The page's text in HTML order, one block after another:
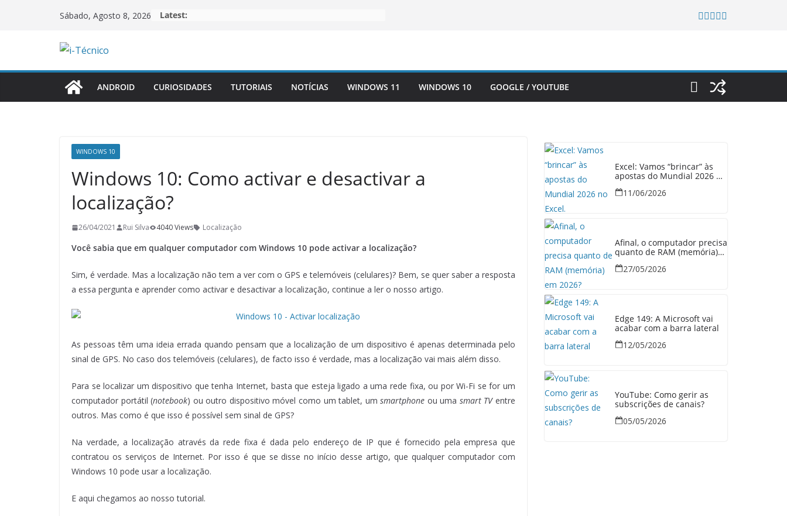
Sábado, Agosto 8, 2026 Latest:
ANDROID CURIOSIDADES TUTORIAIS NOTÍCIAS WINDOWS 11 WINDOWS 10 GOOGLE / YOUTUBE
WINDOWS 10
Windows 10: Como activar e desactivar a
localização?
26/04/2021 Rui Silva 4040 Views Localização
Você sabia que em qualquer computador com Windows 10 pode activar a localização?
Sim, é verdade. Mas a localização não tem a ver com o GPS e telemóveis (celulares)? Bem, se quer saber a resposta
a essa pergunta e aprender como activar e desactivar a localização, continue a ler o nosso artigo.
As pessoas têm uma ideia errada quando pensam que a localização de um dispositivo é apenas determinada pelo
sinal de GPS. No caso dos telemóveis (celulares), de facto isso é verdade, mas a localização vai mais além disso.
Para se localizar um dispositivo que tenha Internet, basta que esteja ligado a uma rede fixa, ou por Wi-Fi se for um
computador portátil (notebook) ou outro dispositivo móvel como um tablet, umsmartphone ou uma smart TVentre
outros. Mas como é que isso é possível sem sinal de GPS?
Na verdade, a localização através da rede fixa é dada pelo endereço de IP que é fornecido pela empresa que
contratou os serviços de Internet. Por isso é que se disse no início desse artigo, que qualquer computador com
Windows 10 pode usar a localização.
E aqui chegamos ao nosso tutorial.
Excel: Vamos “brincar” às
apostas do Mundial 2026 no
11/06/2026
Afinal, o computador precisa
quanto de RAM (memória)
27/05/2026
Edge 149: A Microsoft vai
acabar com a barra lateral
12/05/2026
YouTube: Como gerir as
subscrições de canais?
05/05/2026